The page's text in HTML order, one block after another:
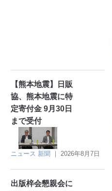
【熊本地震】日販
協、熊本地震に特
定寄付金 9月30日
まで受付
ニュース 新聞 ｜2026年8月7日
出版梓会懇親会に